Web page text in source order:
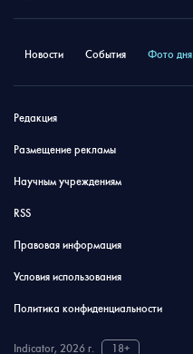
Новости События Фото дня
Редакция
Размещение рекламы
Научным учреждениям
RSS
Правовая информация
Условия использования
Политика конфиденциальности
Indicator, 2026 г. 18+